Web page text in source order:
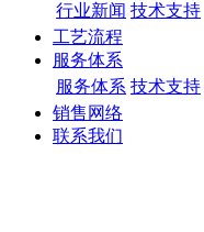
行业新闻 技术支持
工艺流程
服务体系
服务体系 技术支持
销售网络
联系我们